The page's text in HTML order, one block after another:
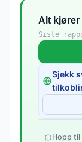
Alt
Siste
Sjekk
Hopp til